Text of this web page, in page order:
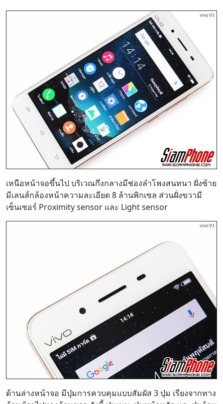
เหนือหน้าจอขึ้นไป บริเวณกึ่งกลางมีช่องลำโพงสนทนา ฝั่งซ้าย
มีเลนส์กล้องหน้าความละเอียด 8 ล้านพิกเซล ส่วนฝั่งขวามี
เซ็นเซอร์ Proximity sensor และ Light sensor
ด้านล่างหน้าจอ มีปุ่มการควบคุมแบบสัมผัส 3 ปุ่ม เรียงจากทาง